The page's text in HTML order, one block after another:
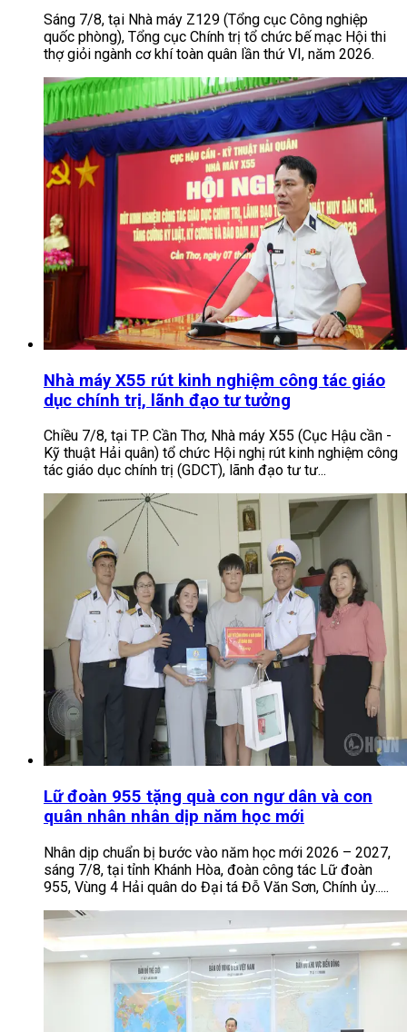
Sáng 7/8, tại Nhà máy Z129 (Tổng cục Công nghiệp
quốc phòng), Tổng cục Chính trị tổ chức bế mạc Hội thi
thợ giỏi ngành cơ khí toàn quân lần thứ VI, năm 2026.
Nhà máy X55 rút kinh nghiệm công tác giáo
dục chính trị, lãnh đạo tư tưởng
Chiều 7/8, tại TP. Cần Thơ, Nhà máy X55 (Cục Hậu cần -
Kỹ thuật Hải quân) tổ chức Hội nghị rút kinh nghiệm công
tác giáo dục chính trị (GDCT), lãnh đạo tư tư...
Lữ đoàn 955 tặng quà con ngư dân và con
quân nhân nhân dịp năm học mới
Nhân dịp chuẩn bị bước vào năm học mới 2026 – 2027,
sáng 7/8, tại tỉnh Khánh Hòa, đoàn công tác Lữ đoàn
955, Vùng 4 Hải quân do Đại tá Đỗ Văn Sơn, Chính ủy.....